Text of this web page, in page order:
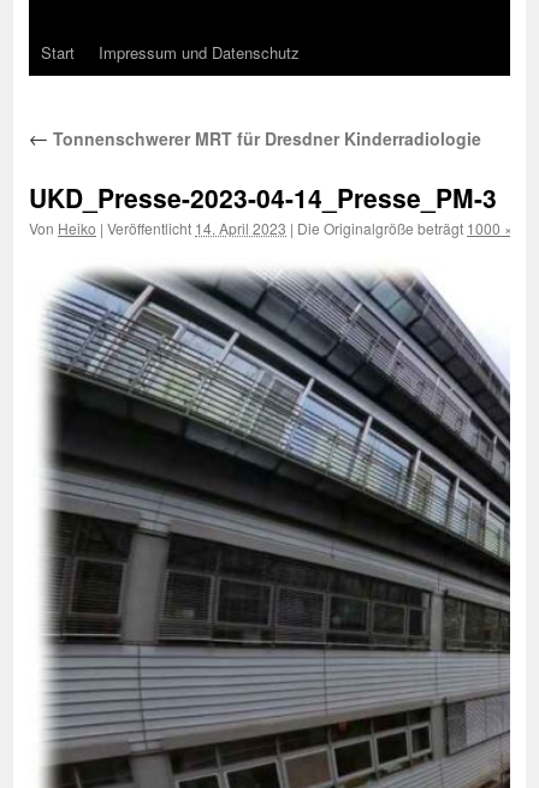
Start Impressum und Datenschutz
← Tonnenschwerer MRT für Dresdner Kinderradiologie
UKD_Presse-2023-04-14_Presse_PM-3
Von Heiko | Veröffentlicht 14. April 2023 | Die Originalgröße beträgt 1000 ×